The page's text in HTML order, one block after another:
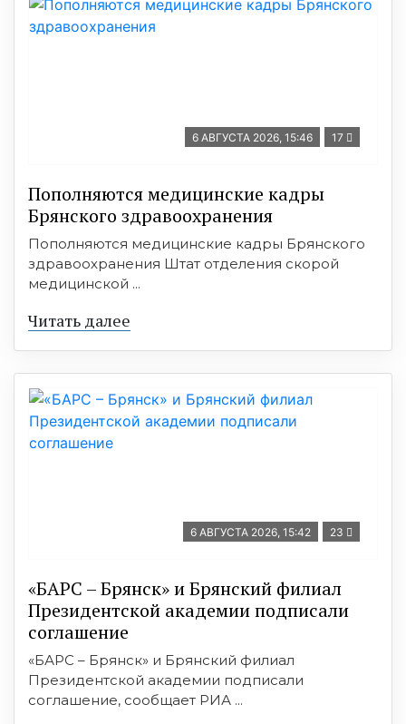
6 АВГУСТА 2026, 15:46 17
Пополняются медицинские кадры
Брянского здравоохранения
Пополняются медицинские кадры Брянского
здравоохранения Штат отделения скорой
медицинской ...
Читать далее
6 АВГУСТА 2026, 15:42 23
«БАРС – Брянск» и Брянский филиал
Президентской академии подписали
соглашение
«БАРС – Брянск» и Брянский филиал
Президентской академии подписали
соглашение, сообщает РИА ...